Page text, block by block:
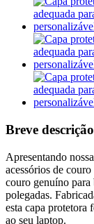
Breve
Apresentando
acessórios de
couro genuíno
polegadas.
esta capa protetora
ao seu laptop.